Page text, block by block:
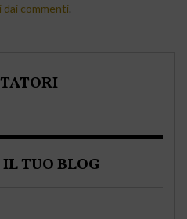
commenti.
TUO BLOG